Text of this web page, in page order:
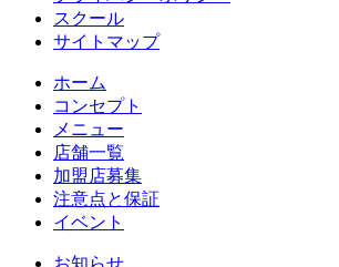
スクール
サイトマップ
ホーム
コンセプト
メニュー
店舗一覧
加盟店募集
注意点と保証
イベント
お知らせ